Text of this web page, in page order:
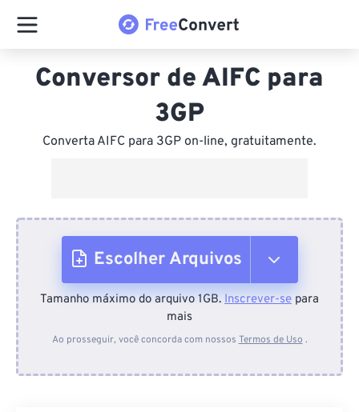
Conversor de AIFC para
3GP
Converta AIFC para 3GP on-line, gratuitamente.
Escolher Arquivos
Do dispositivo
Tamanho máximo do arquivo 1GB. Inscrever-se para
mais
Ao prosseguir, você concorda com nossos Termos de Uso .